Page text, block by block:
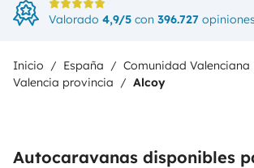
Valorado 4,9/5 con 396.727 opiniones
Inicio España
Comunidad Valenciana
Valencia provincia
Alcoy
Autocaravanas disponibles